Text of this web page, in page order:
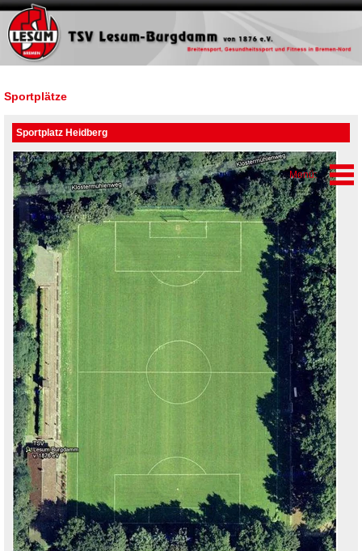
Sportplätze
Sportplatz Heidberg